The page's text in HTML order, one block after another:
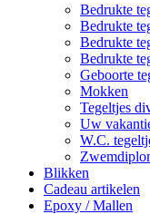
Bedrukte
Bedrukte
Bedrukte
Bedrukte
Geboorte
Mokken
Tegeltjes
Uw
W.C.
Blikken
Cadeau artikelen
Epoxy / Mallen